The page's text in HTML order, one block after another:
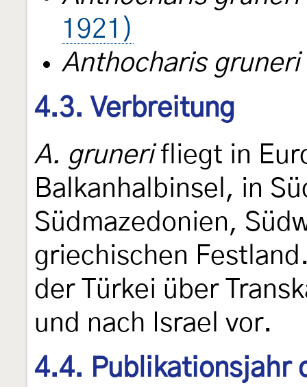
1921)
Anthocharis gruneri
4.3. Verbreitung
A. grunerifliegt in
Balkanhalbinsel, in
Südmazedonien,
griechischen
der Türkei über
und nach Israel vor.
4.4. Publikationsjahr